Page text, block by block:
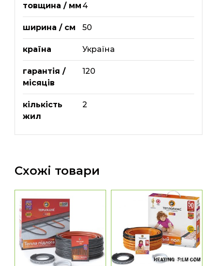
товщина / мм 4
ширина / см 50
країна Україна
гарантія /
місяців
120
кількість
жил
2
Схожі товари